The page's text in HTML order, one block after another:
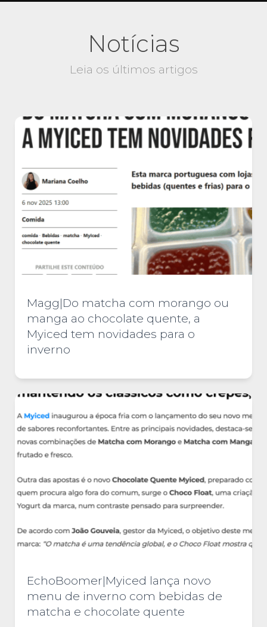
Notícias
Leia os últimos artigos
Magg|Do matcha com morango ou
manga ao chocolate quente, a
Myiced tem novidades para o
inverno
EchoBoomer|Myiced lança novo
menu de inverno com bebidas de
matcha e chocolate quente